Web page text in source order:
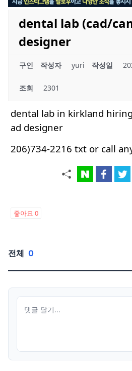
dental lab (cad/
designer
구인 작성자 yuri 작성일
조회 2301
dental lab in kirkland
ad designer
206)734-2216 txt or call
좋아요 0
전체 0